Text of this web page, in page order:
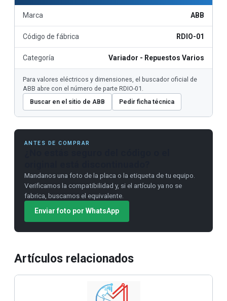
Marca ABB
Código de fábrica RDIO-01
Categoría Variador - Repuestos Varios
Para valores eléctricos y dimensiones, el buscador oficial de
ABB abre con el número de parte RDIO-01.
Buscar en el sitio de ABB
Pedir ficha técnica
ANTES DE COMPRAR
Mandanos una foto de la placa o la etiqueta de tu equipo.
Verificamos la compatibilidad y, si el artículo ya no se
fabrica, buscamos el equivalente.
Enviar foto por WhatsApp
Artículos relacionados